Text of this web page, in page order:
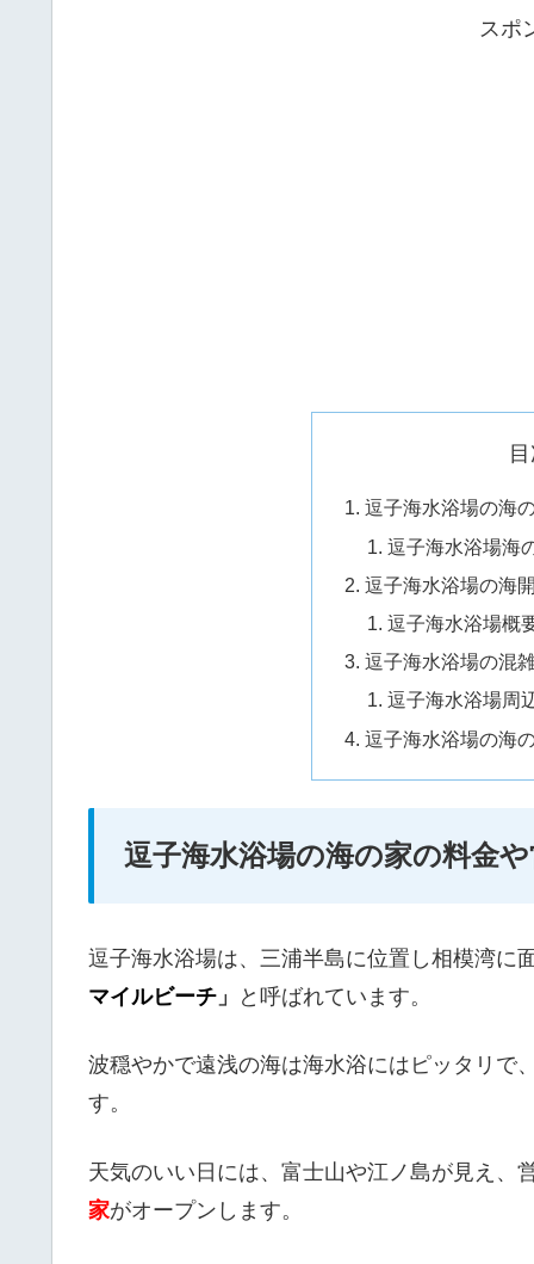
スポ
逗子海水浴場の海
逗子海水浴場海
逗子海水浴場の海
逗子海水浴場概
逗子海水浴場の混
逗子海水浴場周
逗子海水浴場の海
逗子海水浴場の海の家の料金や
逗子海水浴場は、三浦半島に位置し相模湾に
マイルビーチ 」 と呼ばれています。
波穏やかで遠浅の海は海水浴にはピッタリで
す。
天気のいい日には、富士山や江ノ島が見え、
家がオープンします。